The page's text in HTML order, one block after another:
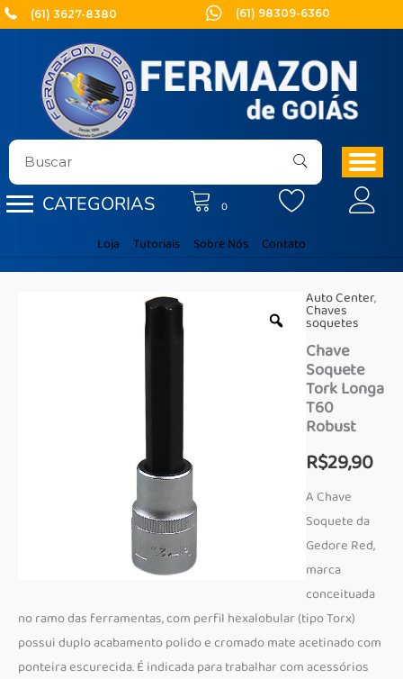
Ir
para
conteúdo
(61) 3627-8380 (61) 98309-6360
CATEGORIAS 0
Loja Tutoriais Sobre Nós Contato
Auto Center,
Chaves
soquetes
Chave
Soquete
Tork Longa
T60
Robust
R$29,90
A Chave
Soquete da
Gedore Red,
marca
conceituada
no ramo das ferramentas, com perfil hexalobular (tipo Torx)
possui duplo acabamento polido e cromado mate acetinado com
ponteira escurecida. É indicada para trabalhar com acessórios